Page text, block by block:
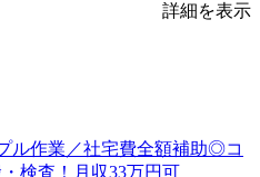
詳細を表示